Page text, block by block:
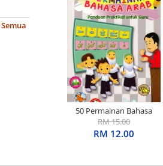
50 Permainan Bahasa
Arab: Panduan Praktikal
untuk Guru
RM 15.00
RM 12.00